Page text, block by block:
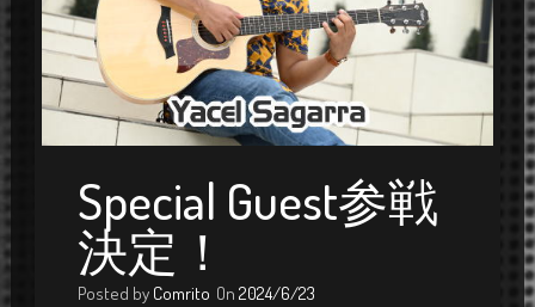
Special Guest参戦
決定！
Posted by Comrito On 2024/6/23